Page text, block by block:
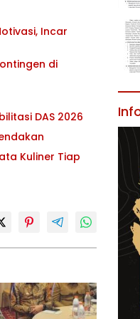
Incar
di
DAS 2026
Kuliner Tiap